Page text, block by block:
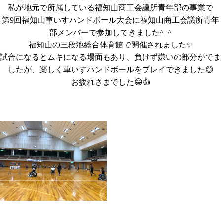
私が地元で所属している福知山商工会議所青年部の事業で
第9回福知山車いすハンドボール大会に福知山商工会議所青年
部メンバーで参加してきました^_^
福知山の三段池総合体育館で開催されました✨
試合になるとムキになる場面もあり、負けず嫌いの部分がでま
したが、楽しく車いすハンドボールをプレイできました😊
お疲れさまでした😁👍